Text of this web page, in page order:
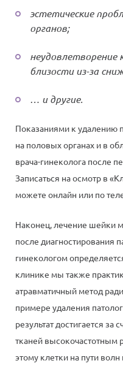
эстетические
органов;
близости из-за
… и другие.
Показаниями к удалению
на половых органах и в
врача-гинеколога после
Записаться на осмотр в
можете онлайн или по
Наконец, лечение шейки
после диагностирования
гинекологом
клинике мы также
атравматичный метод
примере удаления
результат достигается за
тканей высокочастотным
этому клетки на пути